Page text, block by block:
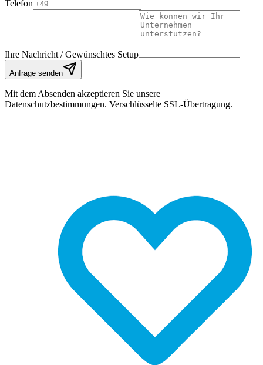
Telefon
Ihre Nachricht / Gewünschtes Setup
Anfrage senden
Mit dem Absenden akzeptieren Sie unsere
Datenschutzbestimmungen. Verschlüsselte SSL-Übertragung.